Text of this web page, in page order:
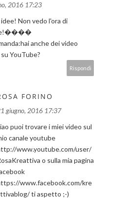
2016 17:23
Non vedo l'ora di
anche dei video
YouTube?
Rispondi
FORINO
giugno, 2016 17:37
puoi trovare i miei video sul
canale youtube
www.youtube.com/user/
o sulla mia pagina
www.facebook.com/kre
ti aspetto ;-)